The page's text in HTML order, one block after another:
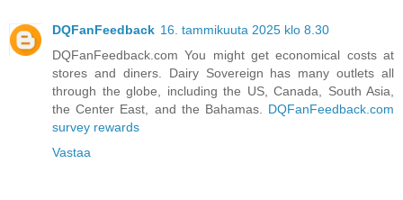
DQFanFeedback 16. tammikuuta 2025 klo 8.30
DQFanFeedback.com You might get economical costs at
stores and diners. Dairy Sovereign has many outlets all
through the globe, including the US, Canada, South Asia,
the Center East, and the Bahamas. DQFanFeedback.com
survey rewards
Vastaa